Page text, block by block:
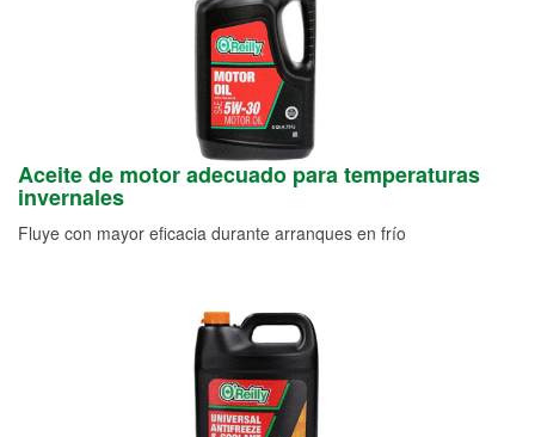
Aceite de motor adecuado para temperaturas
invernales
Fluye con mayor eficacia durante arranques en frío